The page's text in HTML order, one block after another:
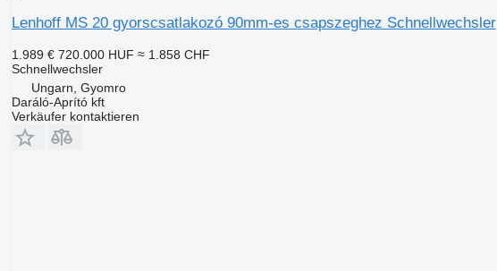
Lenhoff MS 20 gyorscsatlakozó 90mm-es csapszeghez Schnellwechsler
1.989 € 720.000 HUF ≈ 1.858 CHF
Schnellwechsler
Ungarn, Gyomro
Daráló-Aprító kft
Verkäufer kontaktieren